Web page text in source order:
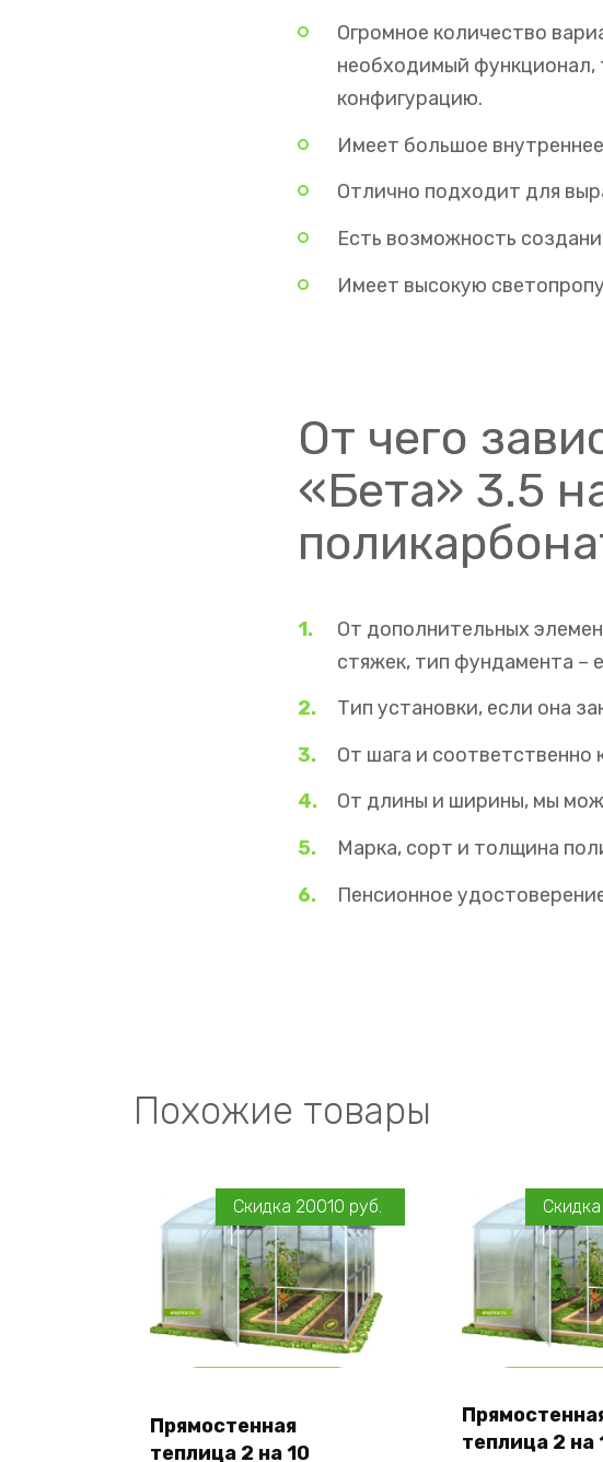
Огромное количество
необходимый функционал,
конфигурацию.
Имеет большое
Отлично подходит для
Есть возможность
Имеет высокую
От чего
«Бета» 3.5
От дополнительных
стяжек, тип фундамента –
Тип установки, если она
От шага и соответственно
От длины и ширины, мы
Марка, сорт и толщина
Пенсионное
Похожие товары
Оставить заявку
Скидка 20010 руб.
Прямостенная
теплица 2 на 10
Оставить
Скидка
теплица 2 на